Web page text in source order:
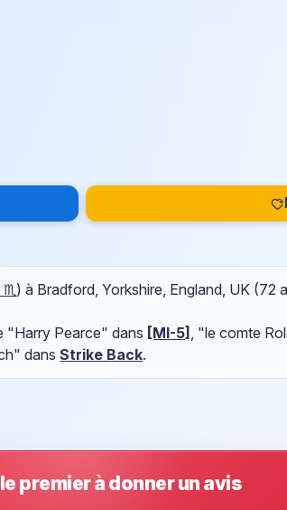
) à Bradford, Yorkshire, England, UK (72
"Harry Pearce" dans [MI-5] , "le comte
dansStrike Back.
premier à donner un avis